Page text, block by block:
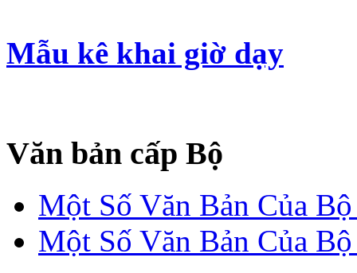
Mẫu kê khai giờ dạy
Văn bản cấp Bộ
Một Số Văn Bản Của
Một Số Văn Bản Của